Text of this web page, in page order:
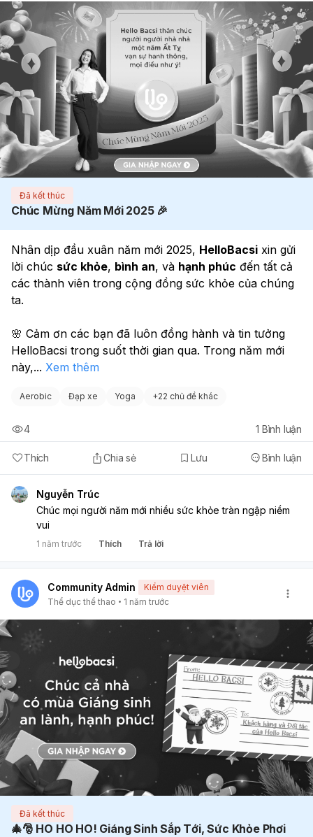
Đã kết thúc
Chúc Mừng Năm Mới 2025 🎉
Nhân dịp đầu xuân năm mới 2025, HelloBacsi xin gửi
lời chúc sức khỏe, bình an, và hạnh phúc đến tất cả
các thành viên trong cộng đồng sức khỏe của chúng
ta.
🌸 Cảm ơn các bạn đã luôn đồng hành và tin tưởng
HelloBacsi trong suốt thời gian qua. Trong năm mới
này,... Xem thêm
Aerobic Đạp xe Yoga +22 chủ đề khác
Thích Chia sẻ Lưu Bình luận
4 1 Bình luận
Nguyễn Trúc
Chúc mọi người năm mới nhiều sức khỏe tràn ngập niềm
vui
1 năm trước Thích Trả lời
Community Admin
Kiểm duyệt viên
Thể dục thể thao
1 năm trước
Đã kết thúc
🎄🎅 HO HO HO! Giáng Sinh Sắp Tới, Sức Khỏe Phơi